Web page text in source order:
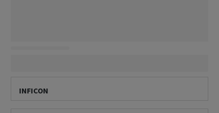
INFICON